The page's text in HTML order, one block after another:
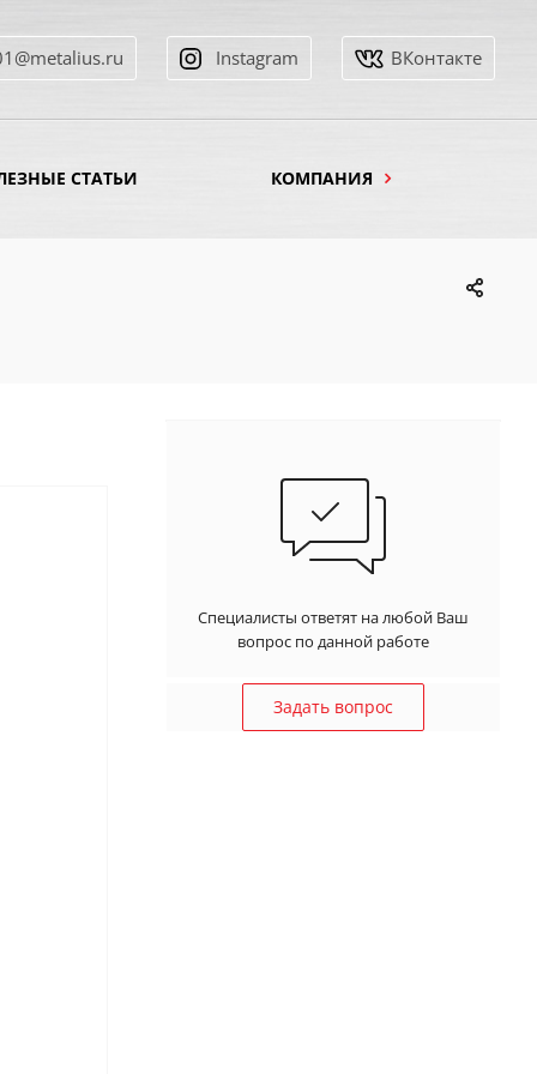
Instagram ВКонтакте
СТАТЬИ КОМПАНИЯ
Специалисты ответят на любой Ваш
вопрос по данной работе
Задать вопрос